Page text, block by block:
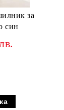
за
син